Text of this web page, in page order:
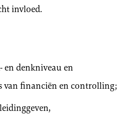
invloed.
en denkniveau en
van financiën en controlling;